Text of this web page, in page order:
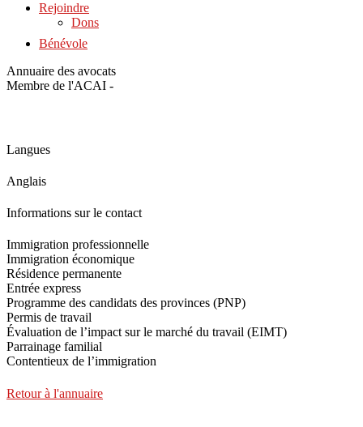
Rejoindre
Dons
Bénévole
Annuaire des avocats
Membre de l'ACAI -
Langues
Anglais
Informations sur le contact
Immigration professionnelle
Immigration économique
Résidence permanente
Entrée express
Programme des candidats des provinces (PNP)
Permis de travail
Évaluation de l’impact sur le marché du travail (EIMT)
Parrainage familial
Contentieux de l’immigration
Retour à l'annuaire